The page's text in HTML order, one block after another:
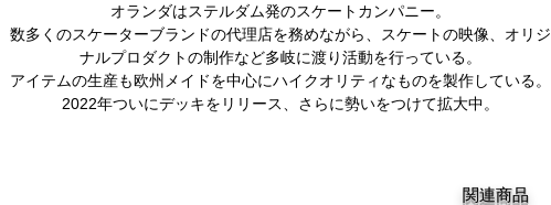
オランダはステルダム発のスケートカンパニー。
数多くのスケーターブランドの代理店を務めながら、スケートの映像、オリジ
ナルプロダクトの制作など多岐に渡り活動を行っている。
アイテムの生産も欧州メイドを中心にハイクオリティなものを製作している。
2022年ついにデッキをリリース、さらに勢いをつけて拡大中​。
関連商品